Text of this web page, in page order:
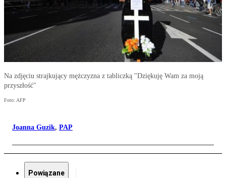
Na zdjęciu strajkujący mężczyzna z tabliczką "Dziękuję Wam za moją
przyszłość"
Foto: AFP
Joanna Guzik, PAP
Powiązane